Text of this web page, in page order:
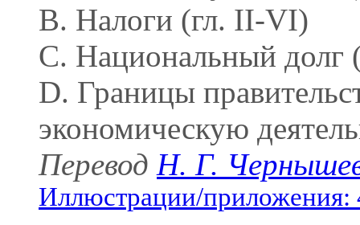
B. Налоги (гл. II-VI)
C. Национальный долг
D. Границы
экономическую
Перевод Н. Г.
Иллюстрации/приложения: